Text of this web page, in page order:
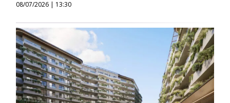
08/07/2026 | 13:30